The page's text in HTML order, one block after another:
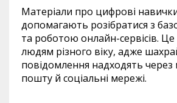
Матеріали про цифрові
допомагають розібратися з
та роботою онлайн-сервісів.
людям різного віку, адже
повідомлення надходять
пошту й соціальні мережі.